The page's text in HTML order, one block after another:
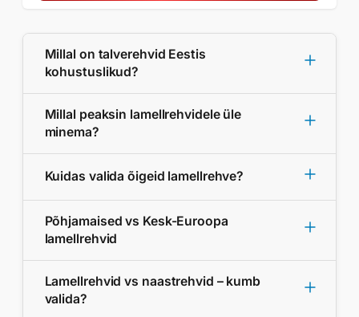
Millal on talverehvid Eestis
kohustuslikud?
Millal peaksin lamellrehvidele üle
minema?
Kuidas valida õigeid lamellrehve?
Põhjamaised vs Kesk-Euroopa
lamellrehvid
Lamellrehvid vs naastrehvid – kumb
valida?